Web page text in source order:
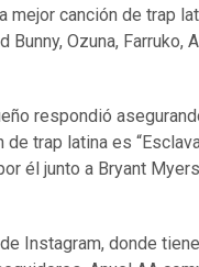
mejor canción de trap
Bunny, Ozuna, Farruko,
respondió
de trap latina es
él junto a Bryant
Instagram, donde